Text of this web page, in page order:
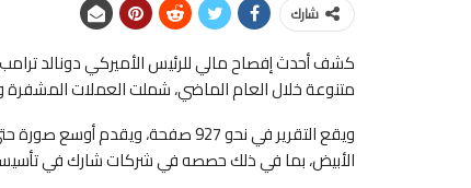
شارك
كشف أحدث إفصاح مالي للرئيس الأميركي دونالد
متنوعة خلال العام الماضي، شملت العملات المشفرة
ويقع التقرير في نحو 927 صفحة،
الأبيض، بما في ذلك حصصه في شركات شارك في